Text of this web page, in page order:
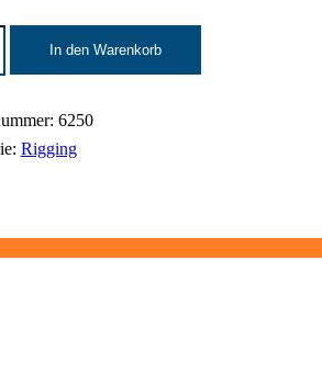
In den Warenkorb
6250
Rigging